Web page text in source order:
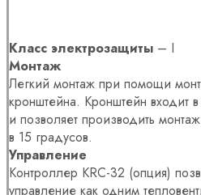
Класс электрозащиты – I
Монтаж
Легкий монтаж при помощи
кронштейна. Кронштейн входит в
и позволяет производить
в 15 градусов.
Управление
Контроллер KRC-32 (опция)
управление как одним